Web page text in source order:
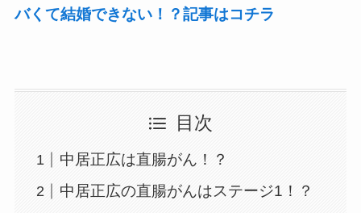
バくて結婚できない！？記事はコチラ
目次
中居正広は直腸がん！？
中居正広の直腸がんはステージ1！？